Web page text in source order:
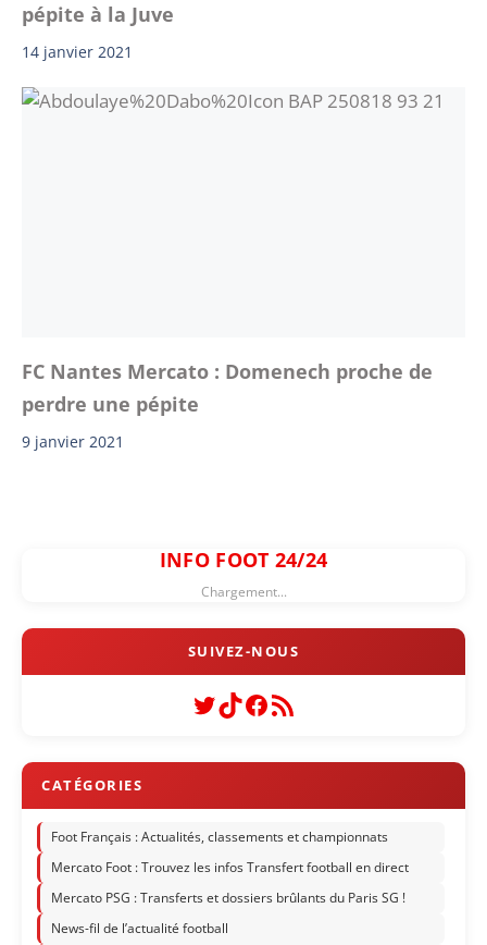
pépite à la Juve
14 janvier 2021
FC Nantes Mercato : Domenech proche de
perdre une pépite
9 janvier 2021
INFO FOOT 24/24
Chargement...
Twitter
TikTok
Facebook
Flux RSS
Foot Français : Actualités, classements et championnats
Mercato Foot : Trouvez les infos Transfert football en direct
Mercato PSG : Transferts et dossiers brûlants du Paris SG !
News-fil de l’actualité football